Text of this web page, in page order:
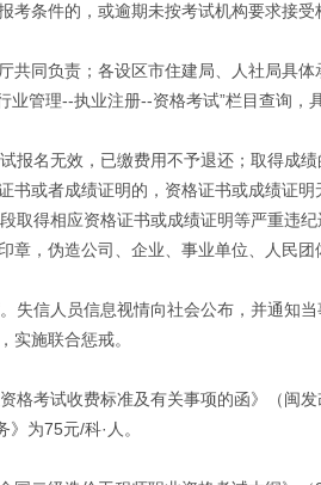
条件的，或逾期未按考试机构要求接
负责；各设区市住建局、人社局具体
管理--执业注册--资格考试”栏目查询，
名无效，已缴费用不予退还；取得成绩
或者成绩证明的，资格证书或成绩证明
得相应资格证书或成绩证明等严重违纪
，伪造公司、企业、事业单位、人民
信人员信息视情向社会公布，并通知当
实施联合惩戒。
考试收费标准及有关事项的函》（闽
为75元/科·人。